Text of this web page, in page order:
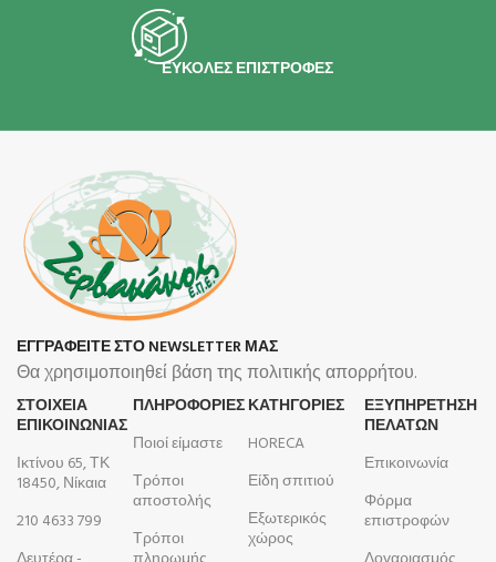
ΕΥΚΟΛΕΣ ΕΠΙΣΤΡΟΦΕΣ
ΕΓΓΡΑΦΕΙΤΕ ΣΤΟ NEWSLETTER ΜΑΣ
Θα χρησιμοποιηθεί βάση της πολιτικής απορρήτου.
ΣΤΟΙΧΕΙΑ
ΕΠΙΚΟΙΝΩΝΙΑΣ
Ικτίνου 65, ΤΚ
18450, Νίκαια
210 4633 799
ΠΛΗΡΟΦΟΡΊΕΣ
Ποιοί είμαστε
Τρόποι
αποστολής
Τρόποι
ΚΑΤΗΓΟΡΙΕΣ
HORECA
Είδη σπιτιού
Εξωτερικός
χώρος
ΕΞΥΠΗΡΕΤΗΣΗ
ΠΕΛΑΤΩΝ
Επικοινωνία
Φόρμα
επιστροφών